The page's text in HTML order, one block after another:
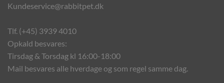
Kundeservice@rabbitpet.dk
Tlf. (+45) 3939 4010
Opkald besvares:
Tirsdag & Torsdag kl 16:00-18:00
Mail besvares alle hverdage og som regel samme dag.